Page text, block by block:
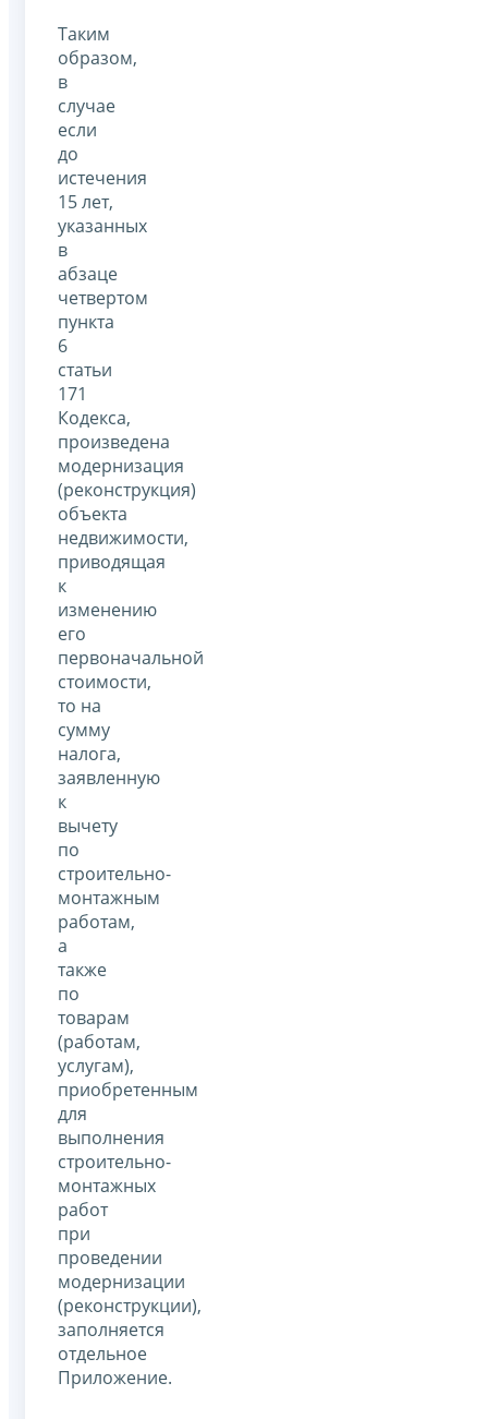
Таким
образом,
в
случае
если
до
истечения
15 лет,
указанных
в
абзаце
четвертом
пункта
6
статьи
171
Кодекса,
произведена
модернизация
(реконструкция)
объекта
недвижимости,
приводящая
к
изменению
его
первоначальной
стоимости,
то на
сумму
налога,
заявленную
к
вычету
по
строительно-
монтажным
работам,
а
также
по
товарам
(работам,
услугам),
приобретенным
для
выполнения
строительно-
монтажных
работ
при
проведении
модернизации
(реконструкции),
заполняется
отдельное
Приложение.